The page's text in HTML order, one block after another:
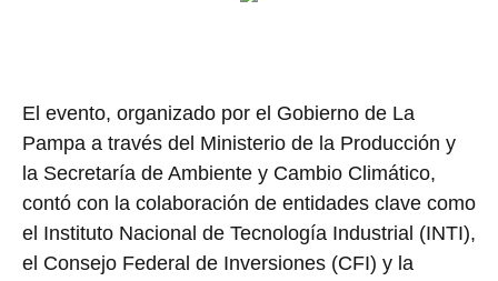
El evento, organizado por el Gobierno de La
Pampa a través del Ministerio de la Producción y
la Secretaría de Ambiente y Cambio Climático,
contó con la colaboración de entidades clave como
el Instituto Nacional de Tecnología Industrial (INTI),
el Consejo Federal de Inversiones (CFI) y la